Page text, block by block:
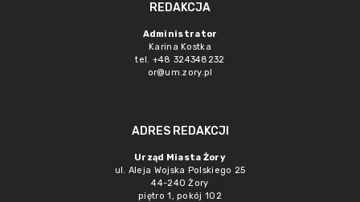
REDAKCJA
Administrator
Karina Kostka
tel. +48 324348232
or@um.zory.pl
ADRES REDAKCJI
Urząd Miasta Żory
ul. Aleja Wojska Polskiego 25
44-240 Żory
piętro 1, pokój 102